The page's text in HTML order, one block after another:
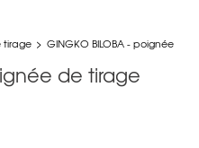
tirage > GINGKO BILOBA - poignée
de tirage